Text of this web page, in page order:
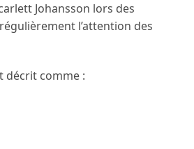
Johansson lors des
l’attention des
décrit comme :